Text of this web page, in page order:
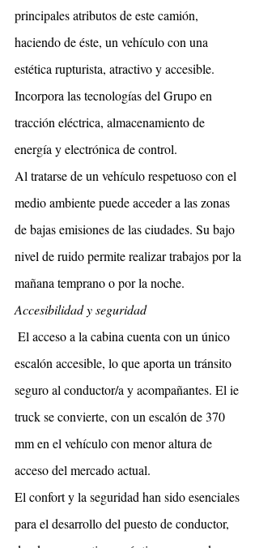
principales atributos de este camión,
haciendo de éste, un vehículo con una
estética rupturista, atractivo y accesible.
Incorpora las tecnologías del Grupo en
tracción eléctrica, almacenamiento de
energía y electrónica de control.
Al tratarse de un vehículo respetuoso con el
medio ambiente puede acceder a las zonas
de bajas emisiones de las ciudades. Su bajo
nivel de ruido permite realizar trabajos por la
mañana temprano o por la noche.
Accesibilidad y seguridad
El acceso a la cabina cuenta con un único
escalón accesible, lo que aporta un tránsito
seguro al conductor/a y acompañantes. El ie
truck se convierte, con un escalón de 370
mm en el vehículo con menor altura de
acceso del mercado actual.
El confort y la seguridad han sido esenciales
para el desarrollo del puesto de conductor,